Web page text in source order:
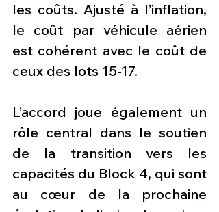
les coûts. Ajusté à l’inflation,
le coût par véhicule aérien
est cohérent avec le coût de
ceux des lots 15-17.
L’accord joue également un
rôle central dans le soutien
de la transition vers les
capacités du Block 4, qui sont
au cœur de la prochaine